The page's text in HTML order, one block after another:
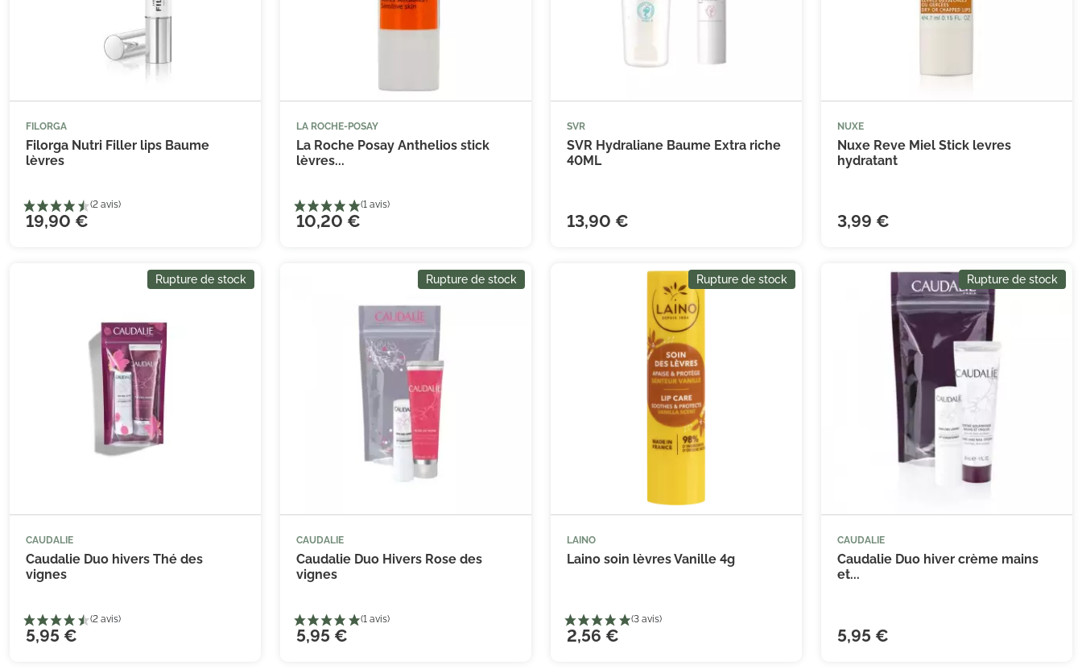
FILORGA
Filorga Nutri Filler lips Baume
lèvres
19,90 €
LA ROCHE-POSAY
La Roche Posay Anthelios stick
lèvres...
10,20 €
SVR
SVR Hydraliane Baume Extra riche
40ML
13,90 €
NUXE
Nuxe Reve Miel Stick levres
hydratant
3,99 €
Rupture de stock
CAUDALIE
Caudalie Duo hivers Thé des
vignes
5,95 €
Rupture de stock
CAUDALIE
Caudalie Duo Hivers Rose des
vignes
5,95 €
Rupture de stock
LAINO
Laino soin lèvres Vanille 4g
2,56 €
Rupture de stock
CAUDALIE
Caudalie Duo hiver crème mains
et...
5,95 €